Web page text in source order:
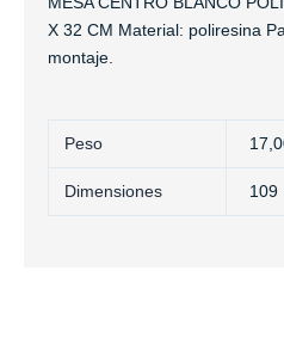
X 32 CM Material: poliresina
montaje.
Peso
Dimensiones 109